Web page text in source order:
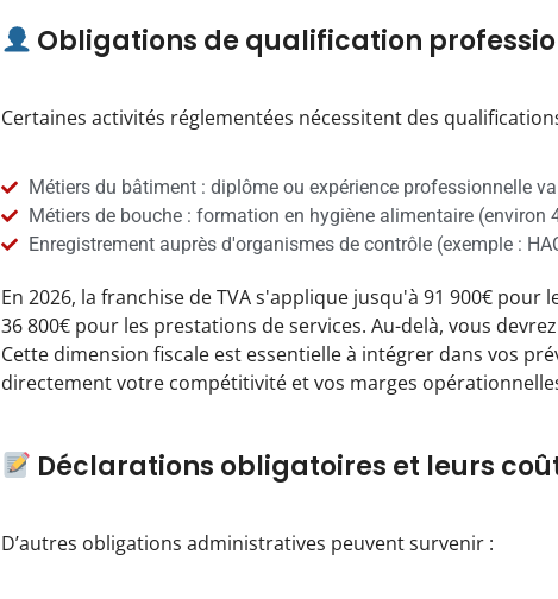
Obligations de qualification
Certaines activités réglementées nécessitent des
Métiers du bâtiment : diplôme ou expérience professionnelle
Métiers de bouche : formation en hygiène alimentaire (environ
Enregistrement auprès d'organismes de contrôle (exemple :
En 2026, la franchise de TVA s'applique jusqu'à 91 900€ pour
36 800€ pour les prestations de services. Au-delà, vous
Cette dimension fiscale est essentielle à intégrer dans vos
directement votre compétitivité et vos marges
Déclarations obligatoires et leurs
D’autres obligations administratives peuvent survenir :